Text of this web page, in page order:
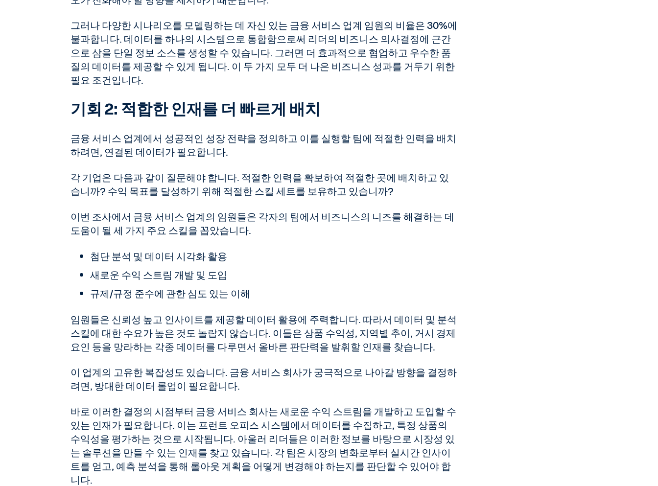
그러나 다양한 시나리오를 모델링하는 데 자신 있는 금융 서비스 업계 임원의 비율은 30%에
불과합니다. 데이터를 하나의 시스템으로 통합함으로써 리더의 비즈니스 의사결정에 근간
으로 삼을 단일 정보 소스를 생성할 수 있습니다. 그러면 더 효과적으로 협업하고 우수한 품
질의 데이터를 제공할 수 있게 됩니다. 이 두 가지 모두 더 나은 비즈니스 성과를 거두기 위한
필요 조건입니다.
기회 2: 적합한 인재를 더 빠르게 배치
금융 서비스 업계에서 성공적인 성장 전략을 정의하고 이를 실행할 팀에 적절한 인력을 배치
하려면, 연결된 데이터가 필요합니다.
각 기업은 다음과 같이 질문해야 합니다. 적절한 인력을 확보하여 적절한 곳에 배치하고 있
습니까? 수익 목표를 달성하기 위해 적절한 스킬 세트를 보유하고 있습니까?
이번 조사에서 금융 서비스 업계의 임원들은 각자의 팀에서 비즈니스의 니즈를 해결하는 데
도움이 될 세 가지 주요 스킬을 꼽았습니다.
첨단 분석 및 데이터 시각화 활용
새로운 수익 스트림 개발 및 도입
규제/규정 준수에 관한 심도 있는 이해
임원들은 신뢰성 높고 인사이트를 제공할 데이터 활용에 주력합니다. 따라서 데이터 및 분석
스킬에 대한 수요가 높은 것도 놀랍지 않습니다. 이들은 상품 수익성, 지역별 추이, 거시 경제
요인 등을 망라하는 각종 데이터를 다루면서 올바른 판단력을 발휘할 인재를 찾습니다.
이 업계의 고유한 복잡성도 있습니다. 금융 서비스 회사가 궁극적으로 나아갈 방향을 결정하
려면, 방대한 데이터 롤업이 필요합니다.
바로 이러한 결정의 시점부터 금융 서비스 회사는 새로운 수익 스트림을 개발하고 도입할 수
있는 인재가 필요합니다. 이는 프런트 오피스 시스템에서 데이터를 수집하고, 특정 상품의
수익성을 평가하는 것으로 시작됩니다. 아울러 리더들은 이러한 정보를 바탕으로 시장성 있
는 솔루션을 만들 수 있는 인재를 찾고 있습니다. 각 팀은 시장의 변화로부터 실시간 인사이
트를 얻고, 예측 분석을 통해 롤아웃 계획을 어떻게 변경해야 하는지를 판단할 수 있어야 합
니다.